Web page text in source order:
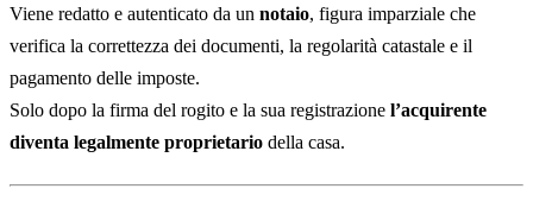
Viene redatto e autenticato da un notaio, figura imparziale che
verifica la correttezza dei documenti, la regolarità catastale e il
pagamento delle imposte.
Solo dopo la firma del rogito e la sua registrazione l’acquirente
diventa legalmente proprietario della casa.